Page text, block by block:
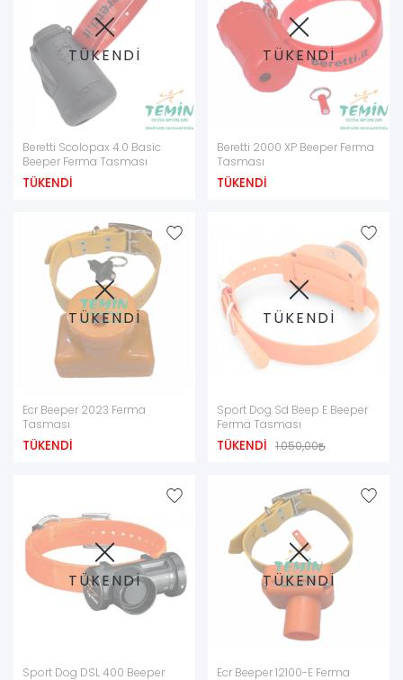
TÜKENDİ
Beretti Scolopax 4.0 Basic
Beeper Ferma Tasması
TÜKENDİ
TÜKENDİ
Beretti 2000 XP Beeper Ferma
Tasması
TÜKENDİ
TÜKENDİ
Ecr Beeper 2023 Ferma
Tasması
TÜKENDİ
TÜKENDİ
Sport Dog Sd Beep E Beeper
Ferma Tasması
TÜKENDİ 1.050,00
TÜKENDİ
Sport Dog DSL 400 Beeper
TÜKENDİ
Ecr Beeper 12100-E Ferma